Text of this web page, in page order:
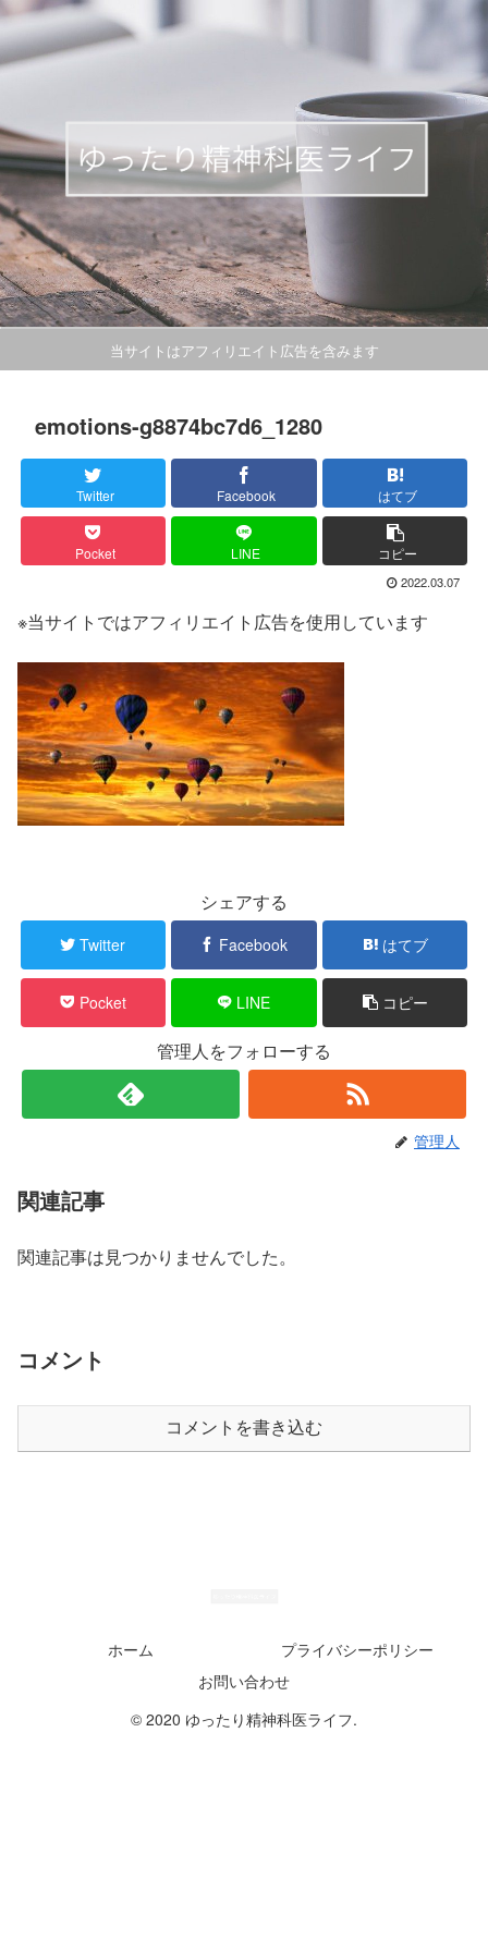
当サイトはアフィリエイト広告を含みます
emotions-g8874bc7d6_1280
Twitter Facebook はてブ
Pocket LINE コピー
2022.03.07
※当サイトではアフィリエイト広告を使用しています
シェアする
Twitter Facebook はてブ
Pocket LINE コピー
管理人をフォローする
管理人
関連記事
関連記事は見つかりませんでした。
コメント
コメントを書き込む
ホーム
プライバシーポリシー
お問い合わせ
© 2020 ゆったり精神科医ライフ.